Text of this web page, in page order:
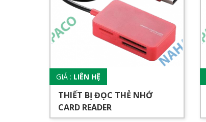
GIÁ : LIÊN HỆ
THIẾT BỊ ĐỌC THẺ NHỚ
CARD READER